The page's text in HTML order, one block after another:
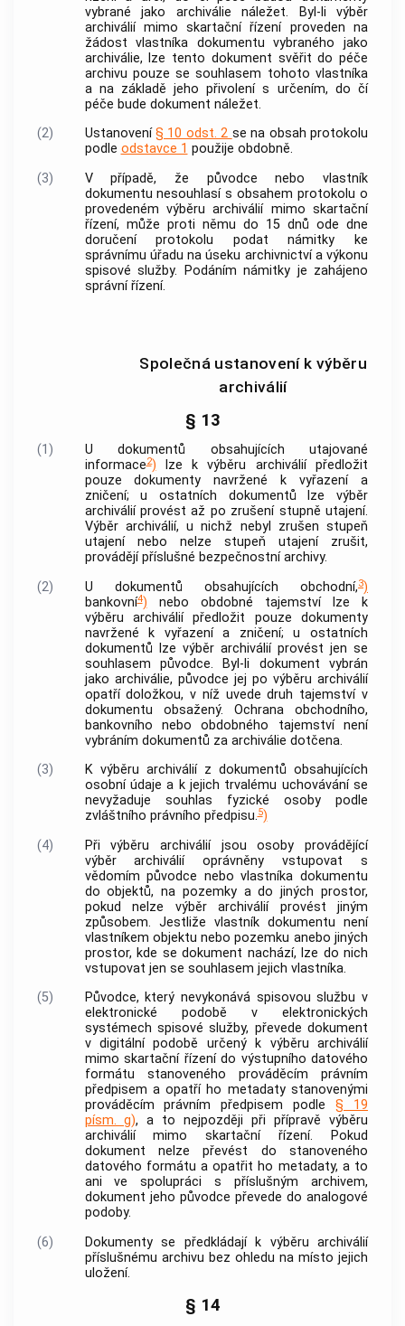
vybrané jako archiválie náležet. Byl-li výběr
archiváliímimo skartační řízení proveden na
žádost vlastníka dokumentu vybraného jako
archiválie, lze tento dokument svěřit do péče
archivu pouze se souhlasem tohoto vlastníka
a na základě jeho přivolení s určením, do čí
péče bude dokument náležet.
(2)
Ustanovení§ 10 odst. 2 se na obsah protokolu
podle odstavce 1 použije obdobně.
(3)
V případě, že původce nebo vlastník
dokumentu nesouhlasí s obsahem protokolu o
provedeném výběru archiváliímimo skartační
řízení, může proti němu do 15 dnů ode dne
doručení protokolu podat námitky ke
správnímu úřadu na úseku archivnictvía výkonu
spisové služby. Podáním námitky je zahájeno
správní řízení.
Společná ustanovení k výběru
archiválií
§ 13
(1) U dokumentů obsahujících utajované
informace2) lze kvýběru archiváliípředložit
pouzedokumenty navržené k vyřazení a
zničení; u ostatních dokumentů lzevýběr
archiváliíprovést až po zrušení stupně utajení.
Výběr archiválií, u nichž nebyl zrušen stupeň
utajení nebo nelze stupeň utajení zrušit,
provádějí příslušné bezpečnostní archivy.
(2)
U dokumentů obsahujících obchodní,3)
bankovní4) nebo obdobné tajemství lze k
výběru archiváliípředložit pouze dokumenty
navržené k vyřazení a zničení; u ostatních
dokumentů lze výběr archiváliíprovést jen se
souhlasem původce. Byl-li dokument vybrán
jako archiválie, původce jej po výběru archiválií
opatří doložkou, v níž uvede druh tajemství v
dokumentu obsažený. Ochrana obchodního,
bankovního nebo obdobného tajemství není
vybráním dokumentů za archiválie dotčena.
(3)
K výběru archiváliíz dokumentů obsahujících
osobní údaje a k jejich trvalému uchovávání se
nevyžaduje souhlas fyzické osoby podle
zvláštního právního předpisu.5)
(4)
Přivýběru archiváliíjsou osoby provádějící
výběr archiváliíoprávněny vstupovat s
vědomímpůvodce nebo vlastníka dokumentu
do objektů, na pozemky a do jiných prostor,
pokud nelze výběr archiváliíprovést jiným
způsobem. Jestliže vlastník dokumentu není
vlastníkem objektu nebo pozemku anebo jiných
prostor, kde se dokument nachází, lze do nich
vstupovat jen se souhlasem jejich vlastníka.
(5)
Původce, který nevykonává spisovou službu v
elektronické podobě v elektronických
systémech spisové služby, převede dokument
v digitální podobě určený k výběru archiválií
mimo skartační řízení do výstupního datového
formátu stanoveného prováděcím právním
předpisem a opatří ho metadaty stanovenými
prováděcím právním předpisem podle§ 19
písm. g), a to nejpozději při přípravěvýběru
archiváliímimo skartační řízení. Pokud
dokument nelze převést do stanoveného
datového formátu a opatřit ho metadaty, a to
ani ve spolupráci s příslušným archivem,
dokument jeho původce převede do analogové
podoby.
(6)
Dokumentyse předkládají k výběru archiválií
příslušnému archivu bez ohledu na místo jejich
uložení.
§ 14